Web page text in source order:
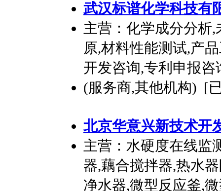
武汉标谱化学科技有
主营：化学成分分析
原,材料性能测试,产
开发咨询,专利申报咨
(服务商,其他机构) [
北京华意兴新技术开
主营：水硬度在线监
器,藕合搅拌器,热水
净水器,微型反应釜,